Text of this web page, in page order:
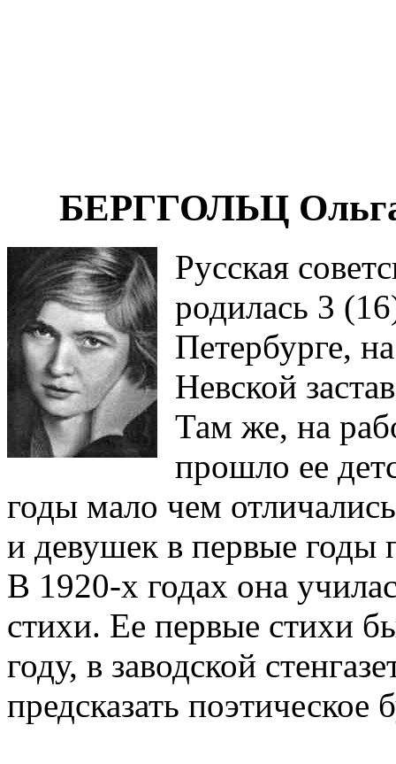
БЕРГГОЛЬЦ Ольга
Русская
родилась 3
Петербурге,
Невской
Там же, на
прошло ее
годы мало чем
и девушек в первые годы
В 1920-х годах она
стихи. Ее первые стихи
году, в заводской
предсказать